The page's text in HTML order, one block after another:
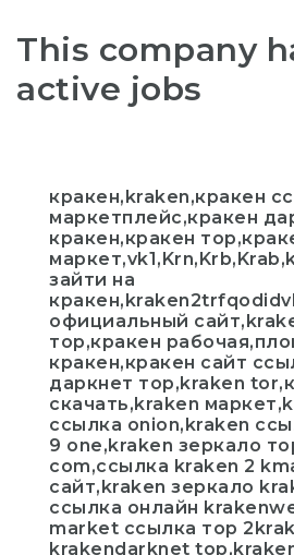
This company
active jobs
кракен,kraken,кракен
маркетплейс,кракен
кракен,кракен
зайти на
официальный
тор,кракен
кракен,кракен сайт
даркнет тор,kraken
скачать,kraken
ссылка onion,kraken
9 one,kraken зеркало
com,ссылка kraken 2
сайт,kraken зеркало
ссылка онлайн
market ссылка тор
krakendarknet